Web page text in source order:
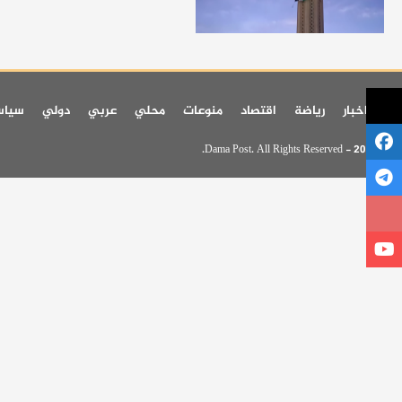
اخر اخبار رياضة اقتصاد منوعات محلي عربي دولي
© 2026 - Dama Post. All Rights Reserved.